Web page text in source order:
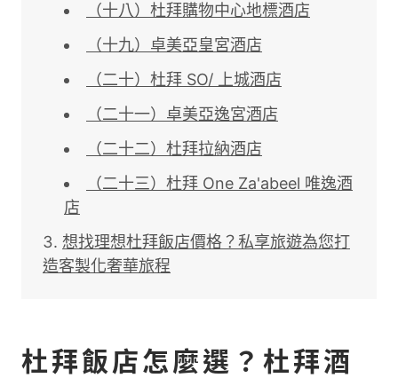
（十八）杜拜購物中心地標酒店
（十九）卓美亞皇宮酒店
（二十）杜拜 SO/ 上城酒店
（二十一）卓美亞逸宮酒店
（二十二）杜拜拉納酒店
（二十三）杜拜 One Za'abeel 唯逸酒
店
想找理想杜拜飯店價格？私享旅遊為您打
造客製化奢華旅程
杜拜飯店怎麼選？杜拜酒